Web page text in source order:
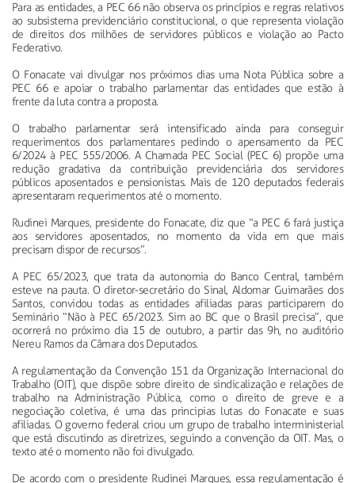
Para as entidades, a PEC 66 não observa os princípios e regras relativos
ao subsistema previdenciário constitucional, o que representa violação
de direitos dos milhões de servidores públicos e violação ao Pacto
Federativo.
O Fonacate vai divulgar nos próximos dias uma Nota Pública sobre a
PEC 66 e apoiar o trabalho parlamentar das entidades que estão à
frente da luta contra a proposta.
O trabalho parlamentar será intensificado ainda para conseguir
requerimentos dos parlamentares pedindo o apensamento da PEC
6/2024 à PEC 555/2006. A Chamada PEC Social (PEC 6) propõe uma
redução gradativa da contribuição previdenciária dos servidores
públicos aposentados e pensionistas. Mais de 120 deputados federais
apresentaram requerimentos até o momento.
Rudinei Marques, presidente do Fonacate, diz que “a PEC 6 fará justiça
aos servidores aposentados, no momento da vida em que mais
precisam dispor de recursos”.
A PEC 65/2023, que trata da autonomia do Banco Central, também
esteve na pauta. O diretor-secretário do Sinal, Aldomar Guimarães dos
Santos, convidou todas as entidades afiliadas paras participarem do
Seminário “Não à PEC 65/2023. Sim ao BC que o Brasil precisa”, que
ocorrerá no próximo dia 15 de outubro, a partir das 9h, no auditório
Nereu Ramos da Câmara dos Deputados.
A regulamentação da Convenção 151 da Organização Internacional do
Trabalho (OIT), que dispõe sobre direito de sindicalização e relações de
trabalho na Administração Pública, como o direito de greve e a
negociação coletiva, é uma das principias lutas do Fonacate e suas
afiliadas. O governo federal criou um grupo de trabalho interministerial
que está discutindo as diretrizes, seguindo a convenção da OIT. Mas, o
texto até o momento não foi divulgado.
De acordo com o presidente Rudinei Marques, essa regulamentação é